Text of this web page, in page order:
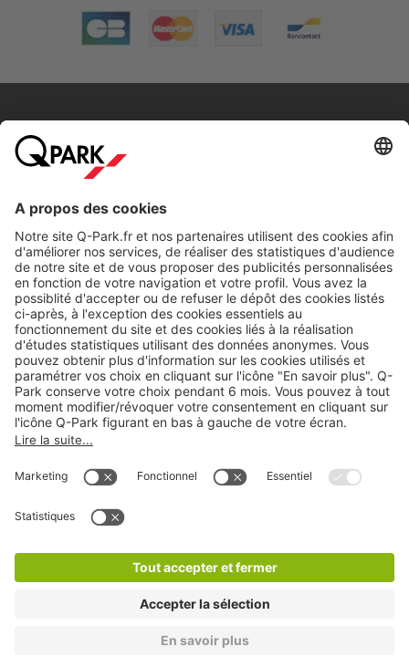
A propos
Nos services
Cookies
Copyright
CGU
Déclaration de confidentialité
* Réduction appliquée par rapport aux tarifs d'un
stationnement sur place